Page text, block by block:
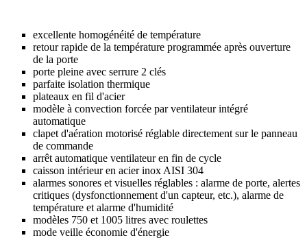
excellente homogénéité de température
retour rapide de la température programmée après ouverture
de la porte
porte pleine avec serrure 2 clés
parfaite isolation thermique
plateaux en fil d'acier
modèle à convection forcée par ventilateur intégré
automatique
clapet d'aération motorisé réglable directement sur le panneau
de commande
arrêt automatique ventilateur en fin de cycle
caisson intérieur en acier inox AISI 304
alarmes sonores et visuelles réglables : alarme de porte, alertes
critiques (dysfonctionnement d'un capteur, etc.), alarme de
température et alarme d'humidité
modèles 750 et 1005 litres avec roulettes
mode veille économie d'énergie